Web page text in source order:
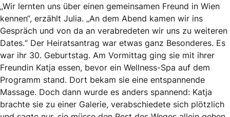
„Wir lernten uns über einen gemeinsamen Freund in Wien
kennen“, erzählt Julia. „An dem Abend kamen wir ins
Gespräch und von da an verabredeten wir uns zu weiteren
Dates.“ Der Heiratsantrag war etwas ganz Besonderes. Es
war ihr 30. Geburtstag. Am Vormittag ging sie mit ihrer
Freundin Katja essen, bevor ein Wellness-Spa auf dem
Programm stand. Dort bekam sie eine entspannende
Massage. Doch dann wurde es anders spannend: Katja
brachte sie zu einer Galerie, verabschiedete sich plötzlich